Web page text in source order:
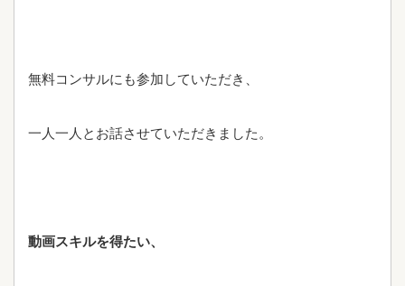
無料コンサルにも参加していただき、
一人一人とお話させていただきました。
動画スキルを得たい、